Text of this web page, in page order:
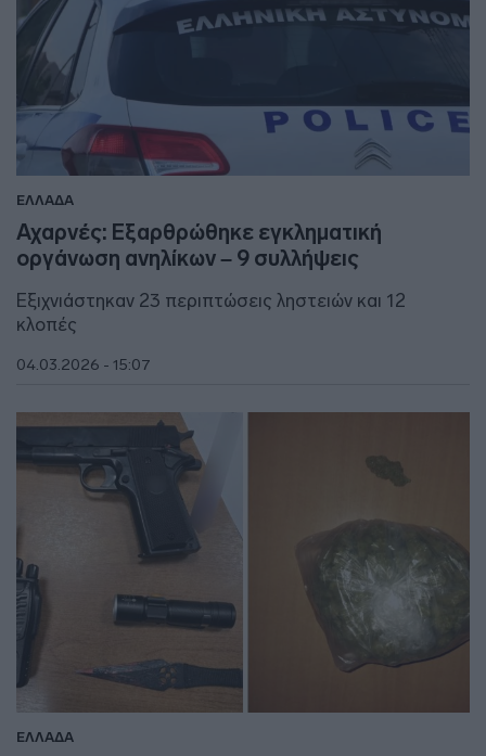
ΕΛΛΑΔΑ
Αχαρνές: Εξαρθρώθηκε εγκληματική
οργάνωση ανηλίκων – 9 συλλήψεις
Eξιχνιάστηκαν 23 περιπτώσεις ληστειών και 12
κλοπές
04.03.2026 - 15:07
ΕΛΛΑΔΑ